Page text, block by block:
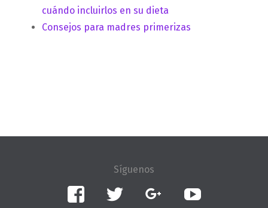
cuándo incluirlos en su dieta
Consejos para madres primerizas
Facebook Twitter Google+